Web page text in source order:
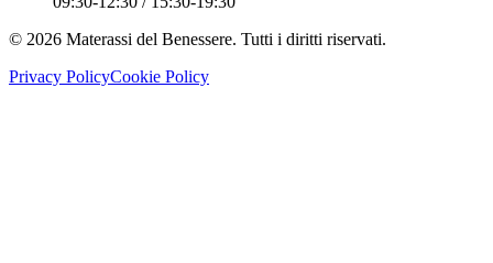
© 2026 Materassi del Benessere. Tutti i diritti riservati.
Privacy PolicyCookie Policy